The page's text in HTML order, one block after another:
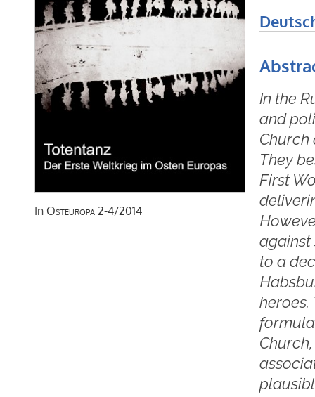
In Osteuropa 2-4/2014
In the
and
Church
They
First
against
to a